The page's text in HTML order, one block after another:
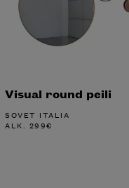
Visual round peili
SOVET ITALIA
ALK. 299€